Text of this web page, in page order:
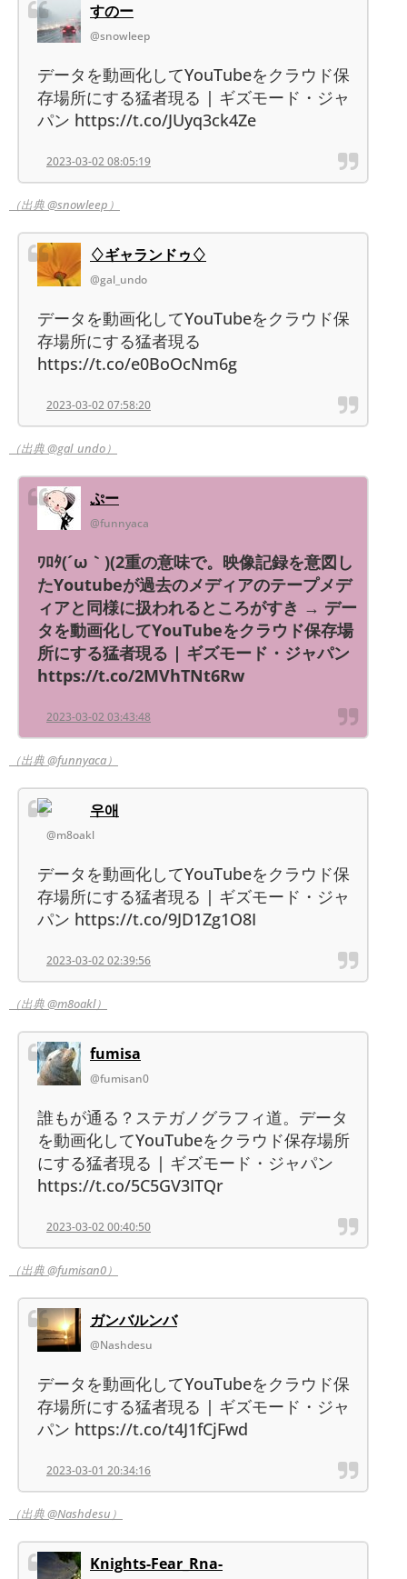
すのー
@snowleep
データを動画化してYouTubeをクラウド保
存場所にする猛者現る | ギズモード・ジャ
パン https://t.co/JUyq3ck4Ze
2023-03-02 08:05:19
（出典 @snowleep）
♢ギャランドゥ♢
@gal_undo
データを動画化してYouTubeをクラウド保
存場所にする猛者現る
https://t.co/e0BoOcNm6g
2023-03-02 07:58:20
（出典 @gal_undo）
ぷー
@funnyaca
ﾜﾛﾀ(´ω｀)(2重の意味で。映像記録を意図し
たYoutubeが過去のメディアのテープメデ
ィアと同様に扱われるところがすき → デー
タを動画化してYouTubeをクラウド保存場
所にする猛者現る | ギズモード・ジャパン
https://t.co/2MVhTNt6Rw
2023-03-02 03:43:48
（出典 @funnyaca）
우애
@m8oakl
データを動画化してYouTubeをクラウド保
存場所にする猛者現る | ギズモード・ジャ
パン https://t.co/9JD1Zg1O8I
2023-03-02 02:39:56
（出典 @m8oakl）
fumisa
@fumisan0
誰もが通る？ステガノグラフィ道。データ
を動画化してYouTubeをクラウド保存場所
にする猛者現る | ギズモード・ジャパン
https://t.co/5C5GV3ITQr
2023-03-02 00:40:50
（出典 @fumisan0）
ガンバルンバ
@Nashdesu
データを動画化してYouTubeをクラウド保
存場所にする猛者現る | ギズモード・ジャ
パン https://t.co/t4J1fCjFwd
2023-03-01 20:34:16
（出典 @Nashdesu）
Knights-Fear_Rna-